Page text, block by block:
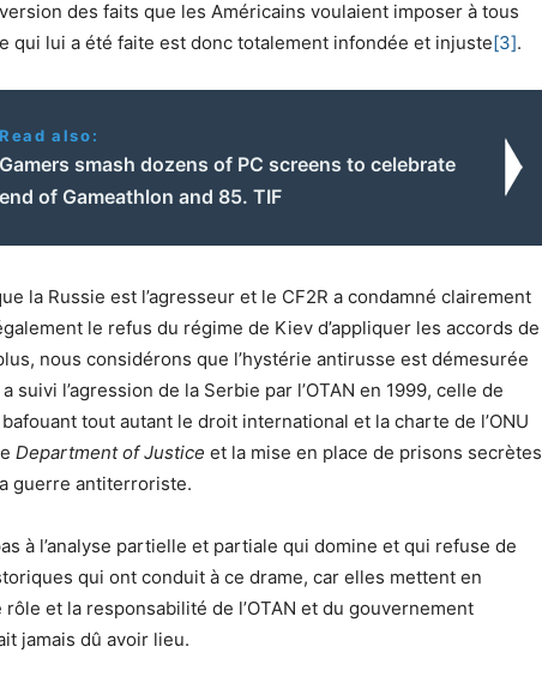
des faits que les Américains voulaient imposer à tous
qui lui a été faite est donc totalement infondée et injuste[3].
Read also:
Gamers smash dozens of PC screens to celebrate
end of Gameathlon and 85. TIF
la Russie est l’agresseur et le CF2R a condamné clairement
le refus du régime de Kiev d’appliquer les accords de
nous considérons que l’hystérie antirusse est démesurée
l’agression de la Serbie par l’OTAN en 1999, celle de
tout autant le droit international et la charte de l’ONU
Department of Justice et la mise en place de prisons secrètes
guerre antiterroriste.
à l’analyse partielle et partiale qui domine et qui refuse de
qui ont conduit à ce drame, car elles mettent en
et la responsabilité de l’OTAN et du gouvernement
jamais dû avoir lieu.